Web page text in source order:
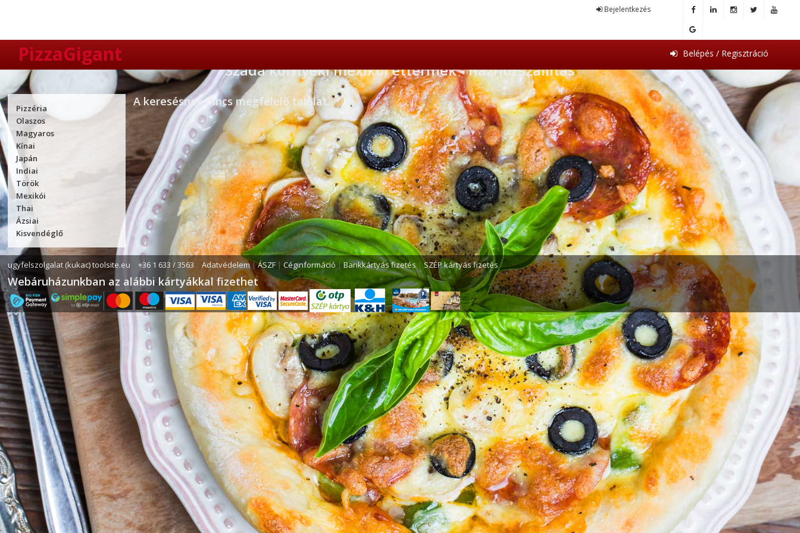
Bejelentkezés
PizzaGigant Belépés / Regisztráció
Szada környéki mexikói éttermek - házhozszállítás
Pizzéria
Olaszos
Magyaros
Kínai
Japán
Indiai
Török
Mexikói
Thai
Ázsiai
Kisvendéglő
A keresésnek nincs megfelelő találat.
ugyfelszolgalat (kukac) toolsite.eu |+36 1 633 / 3563 |Adatvédelem|ÁSZF |Céginformáció |Bankkártyás fizetés|SZÉP kártyás fizetés
Webáruházunkban az alábbi kártyákkal fizethet